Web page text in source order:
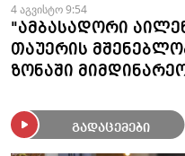
4 აგვისტო 9:54
"ამბასადორი
თაუერის
ზონაში
გადაცემები